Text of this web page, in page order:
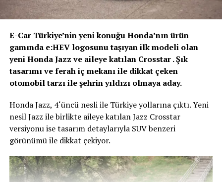
E-Car Türkiye’nin yeni konuğu Honda’nın ürün
gamında e:HEV logosunu taşıyan ilk modeli olan
yeni Honda Jazz ve aileye katılan Crosstar . Şık
tasarımı ve ferah iç mekanı ile dikkat çeken
otomobil tarzı ile şehrin yıldızı olmaya aday.
Honda Jazz, 4‘üncü nesli ile Türkiye yollarına çıktı. Yeni
nesil Jazz ile birlikte aileye katılan Jazz Crosstar
versiyonu ise tasarım detaylarıyla SUV benzeri
görünümü ile dikkat çekiyor.